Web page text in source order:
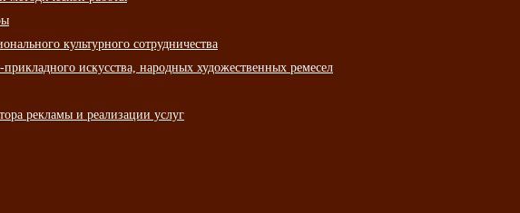
культурного сотрудничества
искусства, народных художественных ремесел
рекламы и реализации услуг